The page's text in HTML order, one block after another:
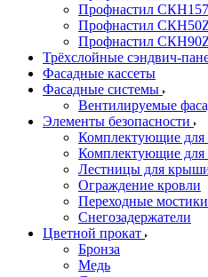
Профнастил СКН157
Профнастил
Профнастил
Трёхслойные сэндвич-
Фасадные кассеты
Фасадные системы
Вентилируемые
Элементы безопасности
Комплектующие для
Комплектующие для
Лестницы для
Ограждение кровли
Переходные мостики
Снегозадержатели
Цветной прокат
Бронза
Медь